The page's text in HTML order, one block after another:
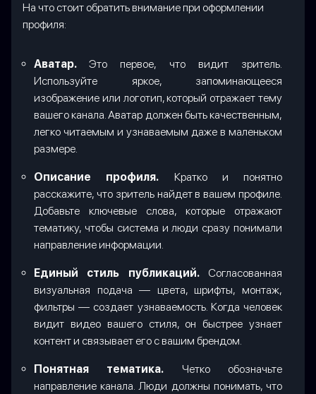
На что стоит обратить внимание при оформлении
профиля:
Аватар.Это первое, что видит зритель.
Используйте яркое, запоминающееся
изображение или логотип, который отражает тему
вашего канала. Аватар должен быть качественным,
легко читаемым и узнаваемым даже в маленьком
размере.
Описание профиля. Кратко и понятно
расскажите, что зритель найдет в вашем профиле.
Добавьте ключевые слова, которые отражают
тематику, чтобы система и люди сразу понимали
направление информации.
Единый стиль публикаций.Согласованная
визуальная подача — цвета, шрифты, монтаж,
фильтры — создает узнаваемость. Когда человек
видит видео вашего стиля, он быстрее узнает
контент и связывает его с вашим брендом.
Понятная тематика. Четко обозначьте
направление канала. Люди должны понимать, что